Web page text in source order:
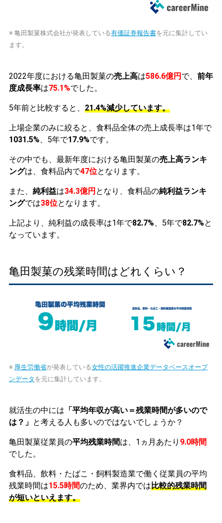
※ 亀田製菓株式会社が発表している有価証券報告書を元に集計してい
ます。
2022年度における亀田製菓の売上高は586.6億円 で、 前年
度成長率は75.1%でした。
5年前と比較すると、 21.4%減少しています。
上場企業のみに絞ると、食料品全体の売上成長率は1年で
1031.5%、5年で17.9%です。
その中でも、最新年度における亀田製菓の売上高ランキ
ングは、食料品内で47位となります。
また、 純利益は34.3億円 となり、食料品の純利益ランキ
ングでは38位となります。
上記より、純利益の成長率は1年で82.7%、5年で82.7%と
なっています。
亀田製菓の残業時間はどれくらい？
※ 厚生労働省が発表している女性の活躍推進企業データベースオープ
ンデータ を元に集計しています。
就活生の中には 「平均年収が高い＝残業時間が多いので
は？」 と考える人も多いのではないでしょうか？
亀田製菓従業員の平均残業時間は、1ヵ月あたり 9.0時間
でした。
食料品、飲料・たばこ・飼料製造業で働く従業員の平均
残業時間は15.5時間のため、業界内では比較的残業時間
が短いといえます。